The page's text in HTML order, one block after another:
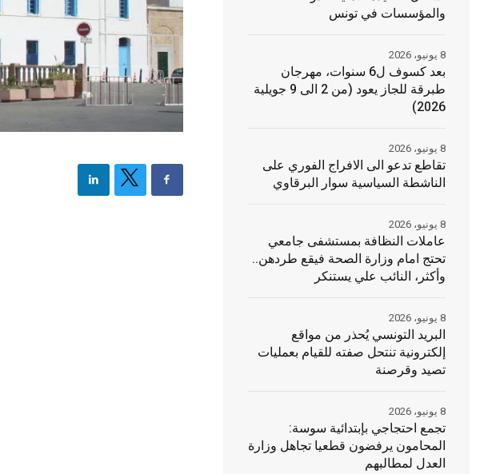
والمؤسسات في تونس
بعد كسوف ل6 سنوات، مهرجان
طبرقة للجاز يعود (من 2 الى 9 جويلية
2026)
8 يونيو، 2026
تقاطع تدعو الى الافراج الفوري على
الناشطة السياسية سوار البرقاوي
8 يونيو، 2026
عاملات النظافة بمستشفى جامعي
تحتج امام وزارة الصحة فيقع طردهن..
وأكثر، النائب علي يستنكر
8 يونيو، 2026
البريد التونسي يُحذر من مواقع
إلكترونية تنتحل صفته للقيام بعمليات
تصيد وقرصنة
8 يونيو، 2026
تجمع احتجاجي بإبتدائية سوسة:
المحامون يرفضون قطعيا تجاهل وزارة
العدل لمطالبهم
8 يونيو، 2026